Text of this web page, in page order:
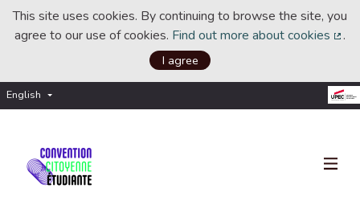
This site uses cookies. By continuing to browse the site, you
agree to our use of cookies. Find out more about cookies .
I agree
English Choisir la langue